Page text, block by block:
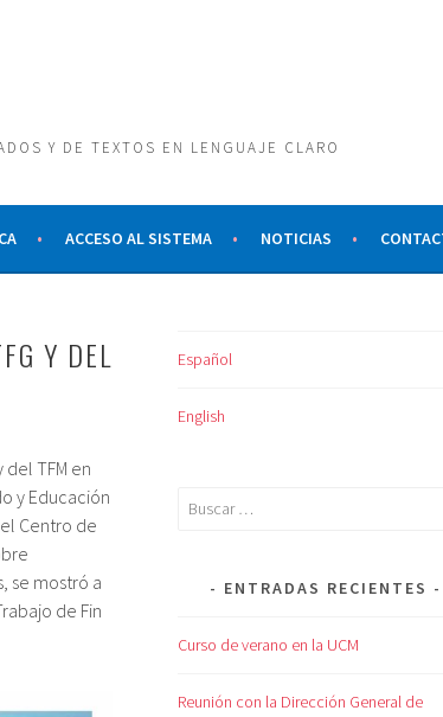
Y DE TEXTOS EN LENGUAJE CLARO
ACCESO AL SISTEMA NOTICIAS
Y DEL
TFM en
y Educación
Centro de
se mostró a
de Fin
Español
English
Buscar:
ENTRADAS RECIENTES
Curso de verano en la UCM
Reunión con la Dirección General de